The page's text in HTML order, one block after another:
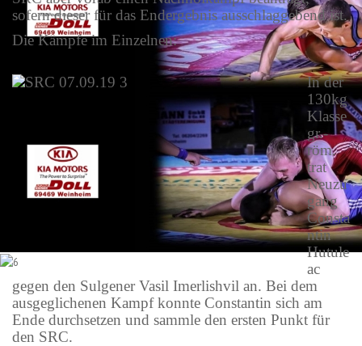
sofern dieser für das Endergebnis ausschlaggebend ist.
Die Kämpfe im Einzelnen:
In der
130kg
Klasse
gr.-
röm.
trat
Neuzu
gang
Consta
ntin
Hutule
ac
gegen den Sulgener Vasil Imerlishvil an. Bei dem
ausgeglichenen Kampf konnte Constantin sich am
Ende durchsetzen und sammle den ersten Punkt für
den SRC.